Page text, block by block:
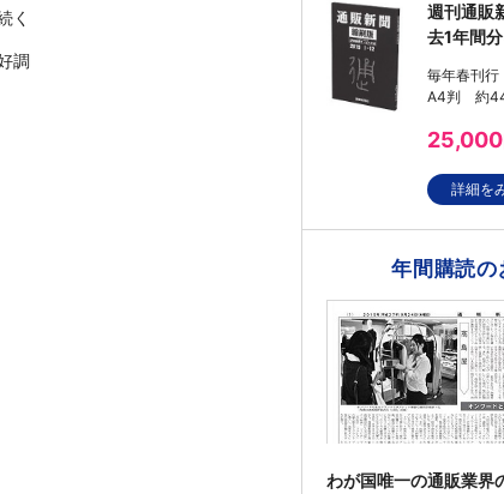
く
調
週刊通販
去1年間分
毎年春刊行
A4判 約
25,000
詳細を
年間購読の
わが国唯一の通販業界